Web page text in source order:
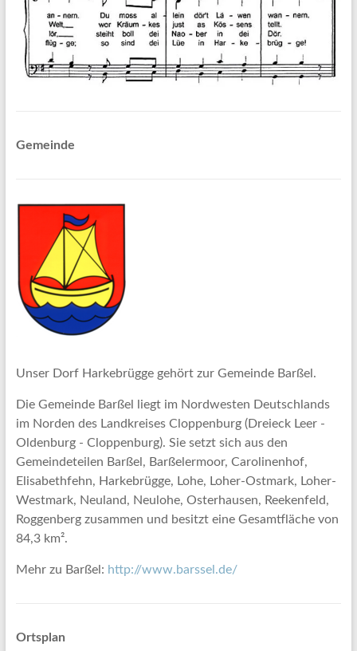
Gemeinde
Unser Dorf Harkebrügge gehört zur Gemeinde Barßel.
Die Gemeinde Barßel liegt im Nordwesten Deutschlands
im Norden des Landkreises Cloppenburg (Dreieck Leer -
Oldenburg - Cloppenburg). Sie setzt sich aus den
Gemeindeteilen Barßel, Barßelermoor, Carolinenhof,
Elisabethfehn, Harkebrügge, Lohe, Loher-Ostmark, Loher-
Westmark, Neuland, Neulohe, Osterhausen, Reekenfeld,
Roggenberg zusammen und besitzt eine Gesamtfläche von
84,3 km².
Mehr zu Barßel: http://www.barssel.de/
Ortsplan